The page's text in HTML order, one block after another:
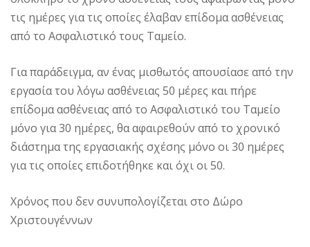
τις ημέρες για τις οποίες έλαβαν επίδομα ασθένειας
από το Ασφαλιστικό τους Ταμείο.
Για παράδειγμα, αν ένας μισθωτός απουσίασε από την
εργασία του λόγω ασθένειας 50 μέρες και πήρε
επίδομα ασθένειας από το Ασφαλιστικό του Ταμείο
μόνο για 30 ημέρες, θα αφαιρεθούν από το χρονικό
διάστημα της εργασιακής σχέσης μόνο οι 30 ημέρες
για τις οποίες επιδοτήθηκε και όχι οι 50.
Χρόνος που δεν συνυπολογίζεται στο Δώρο
Χριστουγέννων